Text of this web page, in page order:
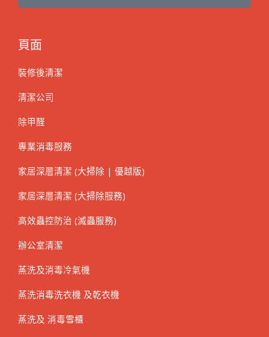
頁面
裝修後清潔
清潔公司
除甲醛
專業消毒服務
家居深層清潔 (大掃除 | 優越版)
家居深層清潔 (大掃除服務)
高效蟲控防治 (滅蟲服務)
辦公室清潔
蒸洗及消毒冷氣機
蒸洗消毒洗衣機 及乾衣機
蒸洗及 消毒雪櫃